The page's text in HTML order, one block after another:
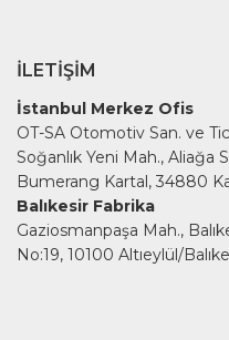
İLETIŞIM
İstanbul Merkez Ofis
OT-SA Otomotiv San. ve
Soğanlık Yeni Mah., Aliağa
Bumerang Kartal, 34880
Balıkesir Fabrika
Gaziosmanpaşa Mah.,
No:19, 10100 Altıeylül/